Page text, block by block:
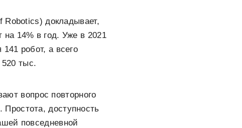
докладывает,
на 14% в год. Уже в 2021
робот, а всего
тыс.
вопрос повторного
доступность
повседневной